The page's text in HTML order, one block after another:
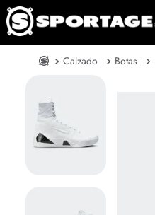
Calzado Botas